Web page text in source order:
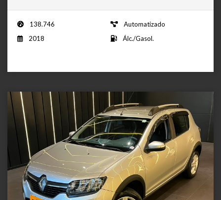
138.746
Automatizado
2018
Álc./Gasol.